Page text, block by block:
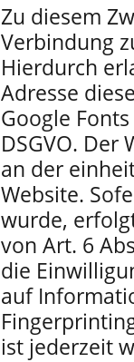
Zu diesem
Verbindung
Hierdurch
Adresse
Google
DSGVO.
an der
Website.
wurde,
von Art. 6
die
auf
ist jederzeit